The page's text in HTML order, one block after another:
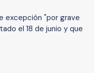
excepción "por grave
el 18 de junio y que